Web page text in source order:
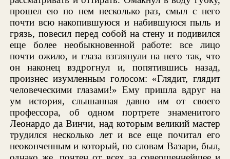
прошел ею по нем несколько раз, смыл с него
почти всю накопившуюся и набившуюся пыль и
грязь, повесил перед собой на стену и подивился
еще более необыкновенной работе: все лицо
почти ожило, и глаза взглянули на него так, что
он наконец вздрогнул и, попятившись назад,
произнес изумленным голосом: «Глядит, глядит
человеческими глазами!» Ему пришла вдруг на
ум история, слышанная давно им от своего
профессора, об одном портрете знаменитого
Леонардо да Винчи, над которым великий мастер
трудился несколько лет и все еще почитал его
неоконченным и который, по словам Вазари, был,